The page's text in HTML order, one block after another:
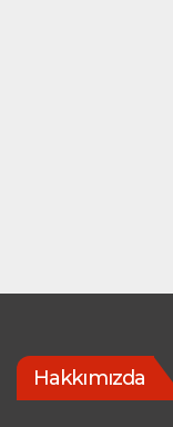
Hakkımızda